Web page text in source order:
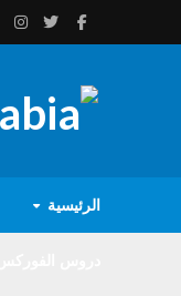
الرئيسية